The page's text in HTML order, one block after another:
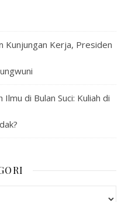
Kunjungan Kerja, Presiden
Ilmu di Bulan Suci: Kuliah di